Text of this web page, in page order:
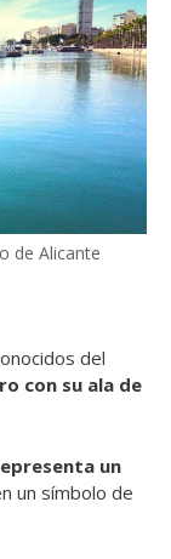
de Alicante
del
con su ala de
un
un símbolo de